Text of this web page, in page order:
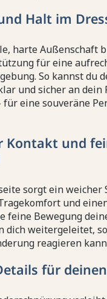
Halt im
harte Außenschaft
für eine
So kannst du
und sicher an dein
eine souveräne
Kontakt und
sorgt ein weicher
und
feine Bewegung
dich weitergeleitet,
reagieren
für